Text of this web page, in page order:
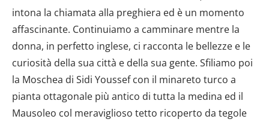
intona la chiamata alla preghiera ed è un momento
affascinante. Continuiamo a camminare mentre la
donna, in perfetto inglese, ci racconta le bellezze e le
curiosità della sua città e della sua gente. Sfiliamo poi
la Moschea di Sidi Youssef con il minareto turco a
pianta ottagonale più antico di tutta la medina ed il
Mausoleo col meraviglioso tetto ricoperto da tegole